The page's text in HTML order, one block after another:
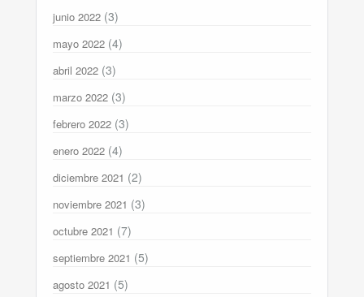
junio 2022 (3)
mayo 2022 (4)
abril 2022 (3)
marzo 2022 (3)
febrero 2022 (3)
enero 2022 (4)
diciembre 2021 (2)
noviembre 2021 (3)
octubre 2021 (7)
septiembre 2021 (5)
agosto 2021 (5)